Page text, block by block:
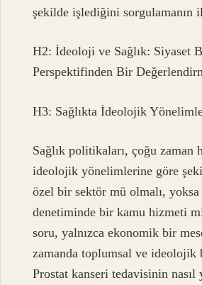
şekilde işlediğini sorgulamanın
H2: İdeoloji ve Sağlık: Siyaset
Perspektifinden Bir
H3: Sağlıkta İdeolojik
Sağlık politikaları, çoğu zaman
ideolojik yönelimlerine göre
özel bir sektör mü olmalı,
denetiminde bir kamu hizmeti
soru, yalnızca ekonomik bir
zamanda toplumsal ve ideolojik
Prostat kanseri tedavisinin nasıl